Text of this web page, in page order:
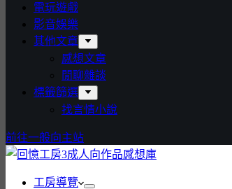
電玩遊戲
影音娛樂
其他文章
感想文章
閒聊雜談
標籤篩選
找言情小說
前往一般向主站
工房導覽